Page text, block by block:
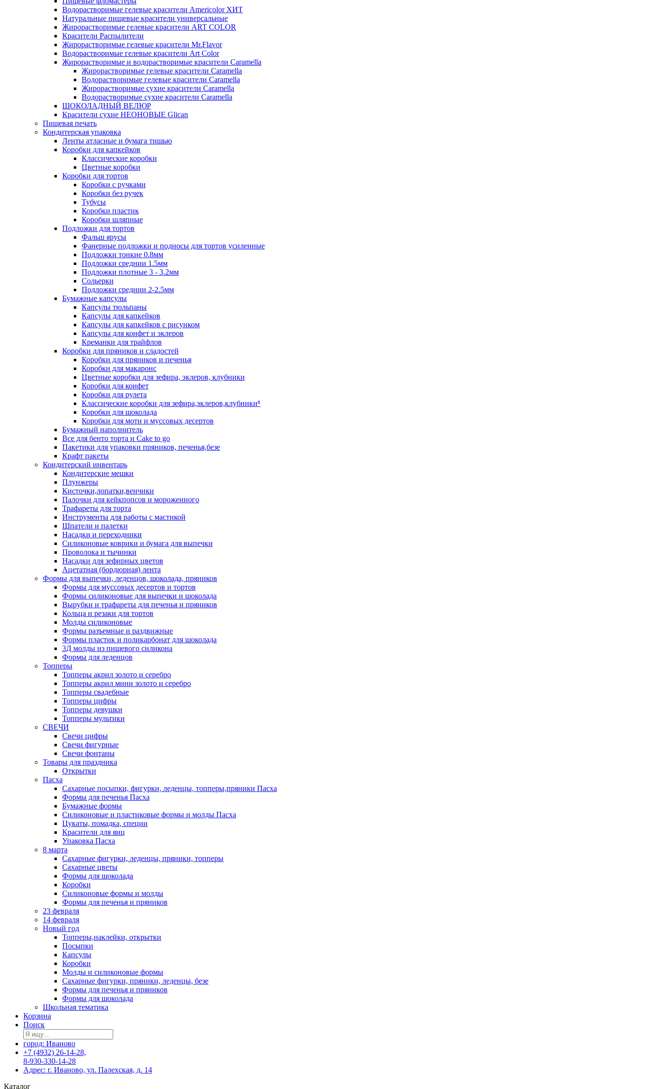
Водорастворимые гелевые красители Americolor ХИТ
Натуральные пищевые красители универсальные
Жирорастворимые гелевые красители ART COLOR
Красители Распылители
Жирорастворимые гелевые красители Mr.Flavor
Водорастворимые гелевые красители Art Color
Жирорастворимые и водорастворимые красители Caramella
Жирорастворимые гелевые красители Caramella
Водорастворимые гелевые красители Caramella
Жирорастворимые сухие красители Caramella
Водорастворимые сухие красители Caramella
ШОКОЛАДНЫЙ ВЕЛЮР
Красители сухие НЕОНОВЫЕ Glican
Пищевая печать
Кондитерская упаковка
Ленты атласные и бумага тишью
Коробки для капкейков
Классические коробки
Цветные коробки
Коробки для тортов
Коробки с ручками
Коробки без ручек
Тубусы
Коробки пластик
Коробки шляпные
Подложки для тортов
Фальш ярусы
Фанерные подложки и подносы для тортов усиленные
Подложки тонкие 0.8мм
Подложки среднии 1.5мм
Подложки плотные 3 - 3.2мм
Сольерки
Подложки среднии 2-2.5мм
Бумажные капсулы
Капсулы тюльпаны
Капсулы для капкейков
Капсулы для капкейков с рисунком
Капсулы для конфет и эклеров
Креманки для трайфлов
Коробки для пряников и сладостей
Коробки для пряников и печенья
Коробки для макаронс
Цветные коробки для зефира, эклеров, клубники
Коробки для конфет
Коробки для рулета
Классические коробки для зефира,эклеров,клубники⁸
Коробки для шоколада
Коробки для моти и муссовых десертов
Бумажный наполнитель
Все для бенто торта и Cake to go
Пакетики для упаковки пряников, печенья,безе
Крафт пакеты
Кондитерский инвентарь
Кондитерские мешки
Плунжеры
Кисточки,лопатки,венчики
Палочки для кейкпопсов и мороженного
Трафареты для торта
Инструменты для работы с мастикой
Шпатели и палетки
Насадки и переходники
Силиконовые коврики и бумага для выпечки
Проволока и тычинки
Насадки для зефирных цветов
Ацетатная (бордюрная) лента
Формы для выпечки, леденцов, шоколада, пряников
Формы для муссовых десертов и тортов
Формы силиконовые для выпечки и шоколада
Вырубки и трафареты для печенья и пряников
Кольца и резаки для тортов
Молды силиконовые
Формы разъемные и раздвижные
Формы пластик и поликарбонат для шоколада
3Д молды из пищевого силикона
Формы для леденцов
Топперы
Топперы акрил золото и серебро
Топперы акрил мини золото и серебро
Топперы свадебные
Топперы цифры
Топперы девушки
Топперы мультики
СВЕЧИ
Свечи цифры
Свечи фигурные
Свечи фонтаны
Товары для праздника
Открытки
Пасха
Сахарные посыпки, фигурки, леденцы, топперы,пряники Пасха
Формы для печенья Пасха
Бумажные формы
Силиконовые и пластиковые формы и молды Пасха
Цукаты, помадка, специи
Красители для яиц
Упаковка Пасха
8 марта
Сахарные фигурки, леденцы, пряники, топперы
Сахарные цветы
Формы для шоколада
Коробки
Силиконовые формы и молды
Формы для печенья и пряников
23 февраля
14 февраля
Новый год
Топперы,наклейки, открытки
Посыпки
Капсулы
Коробки
Молды и силиконовые формы
Сахарные фигурки, пряники, леденцы, безе
Формы для печенья и пряников
Формы для шоколада
Школьная тематика
Корзина
Поиск
город: Иваново
+7 (4932) 26-14-28,
8-930-330-14-28
Адрес: г. Иваново, ул. Палехская, д. 14
Каталог